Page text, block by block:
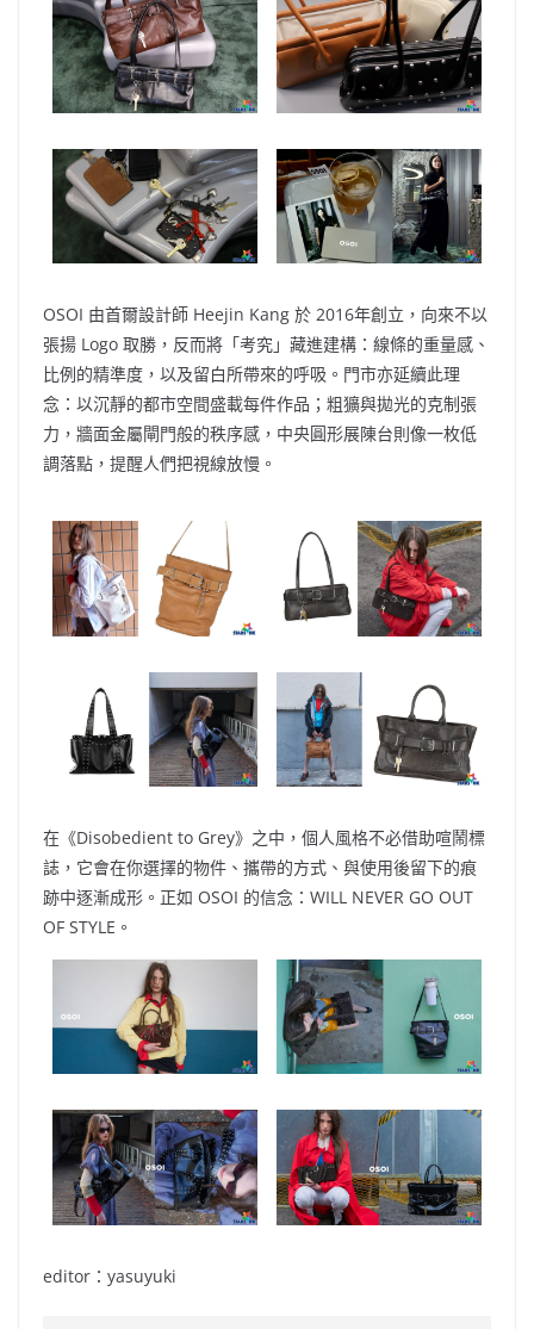
OSOI 由首爾設計師 Heejin Kang 於 2016年創立，向來不以
張揚 Logo 取勝，反而將「考究」藏進建構：線條的重量感、
比例的精準度，以及留白所帶來的呼吸。門市亦延續此理
念：以沉靜的都市空間盛載每件作品；粗獷與拋光的克制張
力，牆面金屬閘門般的秩序感，中央圓形展陳台則像一枚低
調落點，提醒人們把視線放慢。
在《Disobedient to Grey》之中，個人風格不必借助喧鬧標
誌，它會在你選擇的物件、攜帶的方式、與使用後留下的痕
跡中逐漸成形。正如 OSOI 的信念：WILL NEVER GO OUT
OF STYLE。
editor：yasuyuki